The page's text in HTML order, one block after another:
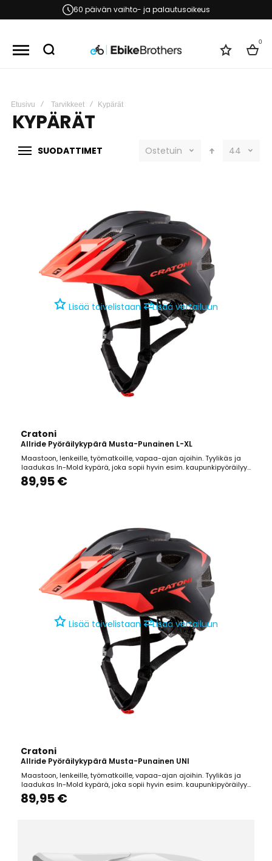
60 päivän vaihto- ja palautusoikeus
0
Etusivu Tarvikkeet Kypärät
KYPÄRÄT
SUODATTIMET Ostetuin 44
Lisää toivelistaan ⇄Lisää vertailuun
Cratoni
Allride Pyöräilykypärä Musta-Punainen L-XL
Maastoon, lenkeille, työmatkoille, vapaa-ajan ajoihin. Tyylikäs ja
laadukas In-Mold kypärä, joka sopii hyvin esim. kaupunkipyöräilyyn.
Hillitty muotoilu sopii hyvin peruspyöräilijälle. Edessä
hyönteisverkko. Kestävä ja helppokäyttöinen säätöpanta. Koko 57-
89,95 €
Lisää toivelistaan ⇄Lisää vertailuun
Cratoni
Allride Pyöräilykypärä Musta-Punainen UNI
Maastoon, lenkeille, työmatkoille, vapaa-ajan ajoihin. Tyylikäs ja
laadukas In-Mold kypärä, joka sopii hyvin esim. kaupunkipyöräilyyn.
Hillitty muotoilu sopii hyvin peruspyöräilijälle. Edessä
hyönteisverkko. Kestävä ja helppokäyttöinen säätöpanta. Koko 53-
89,95 €